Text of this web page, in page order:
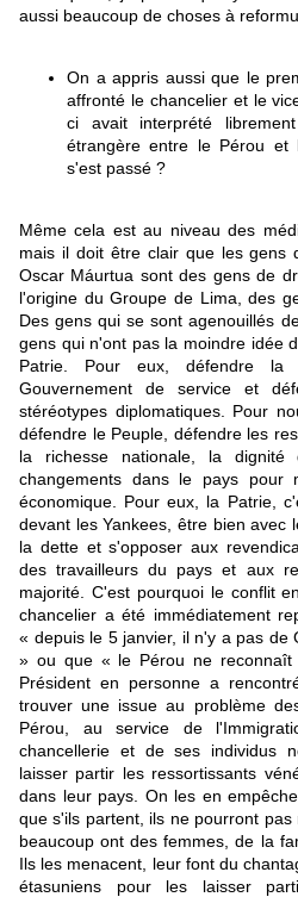
aussi beaucoup de choses à
On a appris aussi que le
affronté le chancelier et le
ci avait interprété
étrangère entre le Pérou et
s'est passé ?
Même cela est au niveau des
mais il doit être clair que les gens
Oscar Máurtua sont des gens de
l'origine du Groupe de Lima, des
Des gens qui se sont agenouillés
gens qui n'ont pas la moindre idée
Patrie. Pour eux, défendre la
Gouvernement de service et
stéréotypes diplomatiques. Pour
défendre le Peuple, défendre les
la richesse nationale, la
changements dans le pays pour
économique. Pour eux, la Patrie,
devant les Yankees, être bien avec
la dette et s'opposer aux
des travailleurs du pays et aux
majorité. C'est pourquoi le conflit
chancelier a été immédiatement
« depuis le 5 janvier, il n'y a pas de
» ou que « le Pérou ne
Président en personne a
trouver une issue au problème
Pérou, au service de
chancellerie et de ses individus
laisser partir les ressortissants
dans leur pays. On les en
que s'ils partent, ils ne pourront
beaucoup ont des femmes, de la
Ils les menacent, leur font du
étasuniens pour les laisser